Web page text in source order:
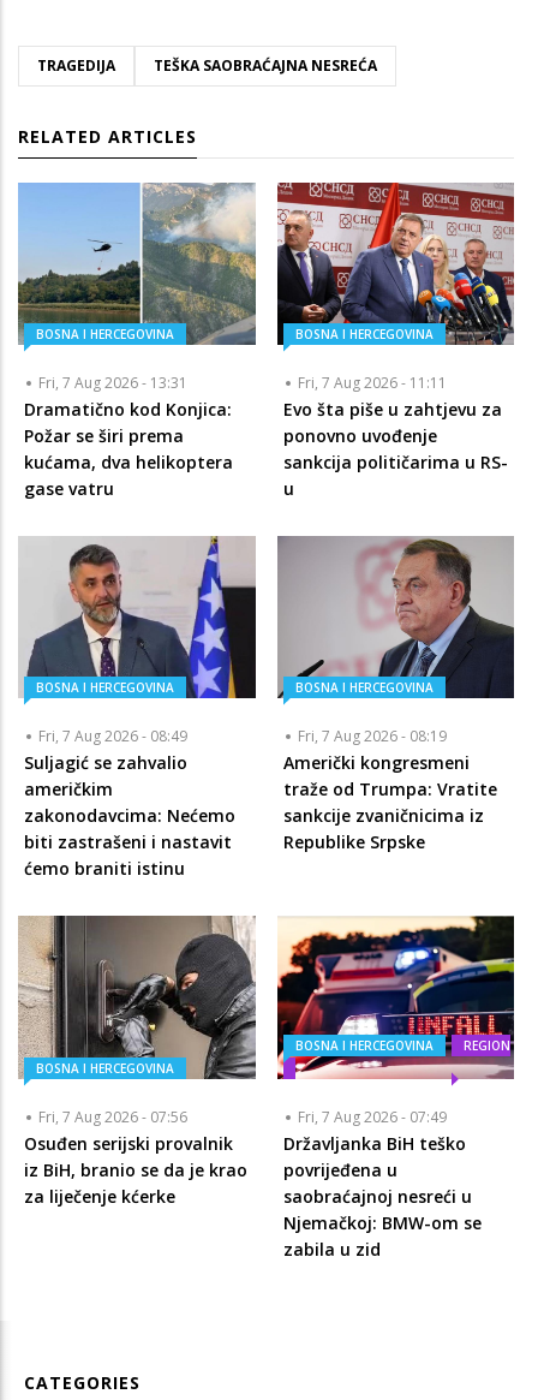
TRAGEDIJA TEŠKA SAOBRAĆAJNA NESREĆA
RELATED ARTICLES
BOSNA I HERCEGOVINA
Fri, 7 Aug 2026 - 13:31
Dramatično kod Konjica:
Požar se širi prema
kućama, dva helikoptera
gase vatru
BOSNA I HERCEGOVINA
Fri, 7 Aug 2026 - 11:11
Evo šta piše u zahtjevu za
ponovno uvođenje
sankcija političarima u RS-
u
BOSNA I HERCEGOVINA
Fri, 7 Aug 2026 - 08:49
Suljagić se zahvalio
američkim
zakonodavcima: Nećemo
biti zastrašeni i nastavit
ćemo braniti istinu
BOSNA I HERCEGOVINA
Fri, 7 Aug 2026 - 08:19
Američki kongresmeni
traže od Trumpa: Vratite
sankcije zvaničnicima iz
Republike Srpske
BOSNA I HERCEGOVINA
Fri, 7 Aug 2026 - 07:56
Osuđen serijski provalnik
iz BiH, branio se da je krao
za liječenje kćerke
BOSNA I HERCEGOVINA REGION
Fri, 7 Aug 2026 - 07:49
Državljanka BiH teško
povrijeđena u
saobraćajnoj nesreći u
Njemačkoj: BMW-om se
zabila u zid
CATEGORIES